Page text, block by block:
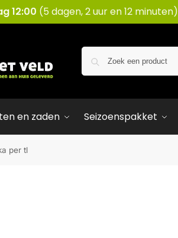
12:00 (5 dagen, 2 uur en 12 minuten)
en zaden Seizoenspakket
per tl